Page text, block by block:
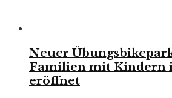
Neuer
Familien mit Kindern
eröffnet